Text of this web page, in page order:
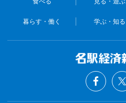
暮らす・働く 学ぶ・知る